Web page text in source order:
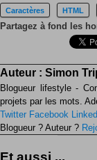
Caractères HTML
Partagez à fond les
Auteur : Simon
Blogueur lifestyle -
projets par les mots.
Twitter Facebook
Blogueur ? Auteur ?
Et aussi ...